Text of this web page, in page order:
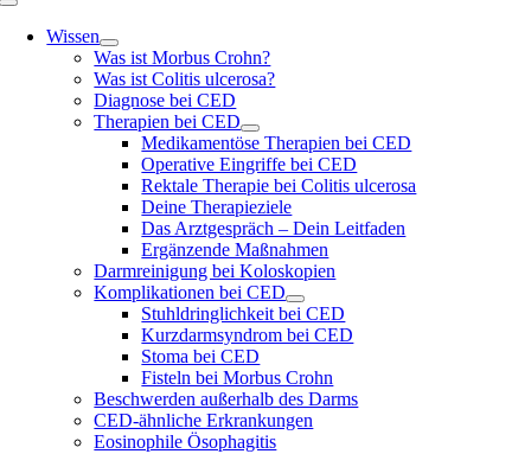
Toggle
NavigationWissen
Was ist Morbus Crohn?
Was ist Colitis ulcerosa?
Diagnose bei CED
Therapien bei CED
Medikamentöse Therapien bei CED
Operative Eingriffe bei CED
Rektale Therapie bei Colitis ulcerosa
Deine Therapieziele
Das Arztgespräch – Dein Leitfaden
Ergänzende Maßnahmen
Darmreinigung bei Koloskopien
Komplikationen bei CED
Stuhldringlichkeit bei CED
Kurzdarmsyndrom bei CED
Stoma bei CED
Fisteln bei Morbus Crohn
Beschwerden außerhalb des Darms
CED-ähnliche Erkrankungen
Eosinophile Ösophagitis